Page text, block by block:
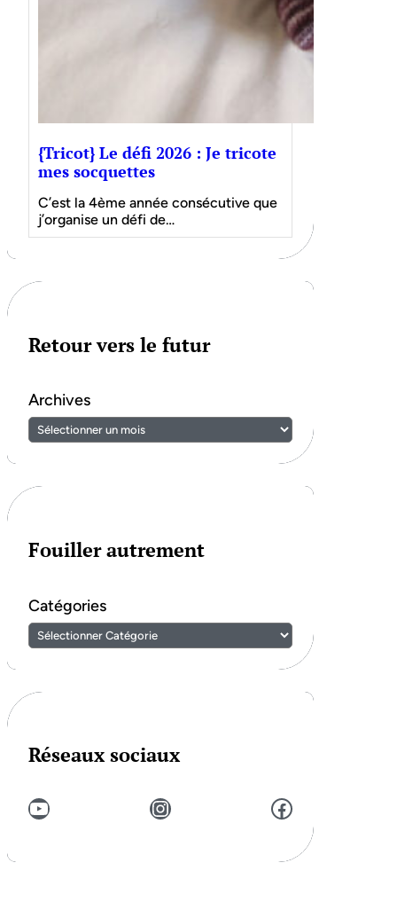
{Tricot} Le défi 2026 : Je tricote
mes socquettes
C’est la 4ème année consécutive que
j’organise un défi de…
Retour vers le futur
Archives
Fouiller autrement
Catégories
Réseaux sociaux
YouTube Instagram Facebook